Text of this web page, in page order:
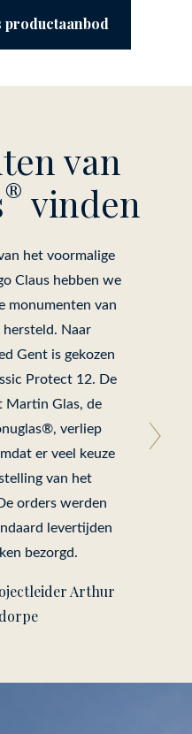
productaanbod
van
® vinden
het voormalige
Claus hebben we
monumenten van
Naar
Gent is gekozen
Protect 12. De
Martin Glas, de
verliep
er veel keuze
van het
orders werden
levertijden
bezorgd.
Arthur